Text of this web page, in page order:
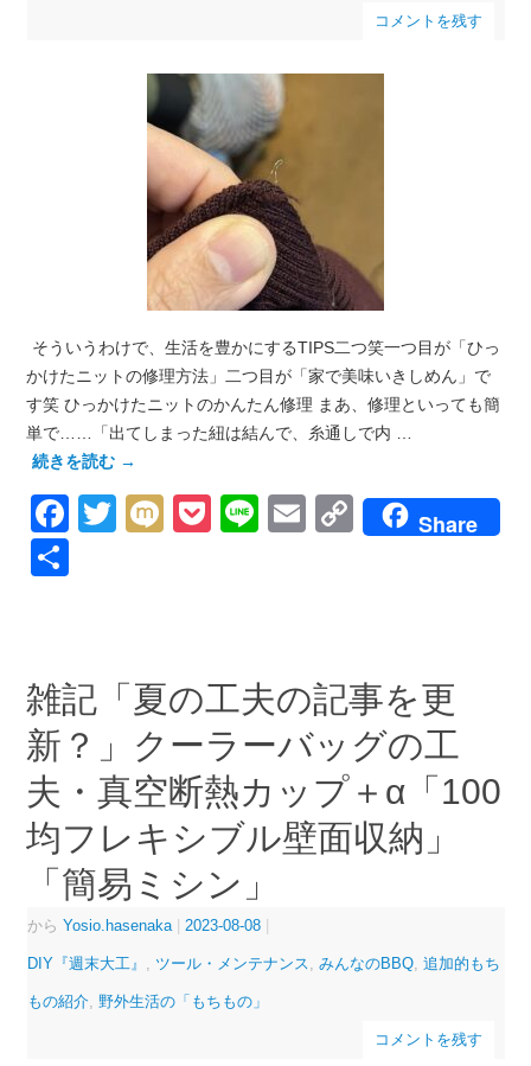
コメントを残す
そういうわけで、生活を豊かにするTIPS二つ笑一つ目が「ひっ
かけたニットの修理方法」二つ目が「家で美味いきしめん」で
す笑 ひっかけたニットのかんたん修理 まあ、修理といっても簡
単で……「出てしまった紐は結んで、糸通しで内 …
続きを読む →
Facebook
Twitter
MixiPocket
LineEmailCopyShare
雑記「夏の工夫の記事を更
新？」クーラーバッグの工
夫・真空断熱カップ＋α「100
均フレキシブル壁面収納」
「簡易ミシン」
から Yosio.hasenaka | 2023-08-08 |
DIY『週末大工』 ツール・メンテナンス みんなのBBQ, 追加的もち
もの紹介, 野外生活の「もちもの」
コメントを残す